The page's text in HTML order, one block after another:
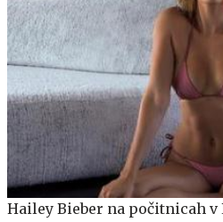
Hailey Bieber na počitnicah